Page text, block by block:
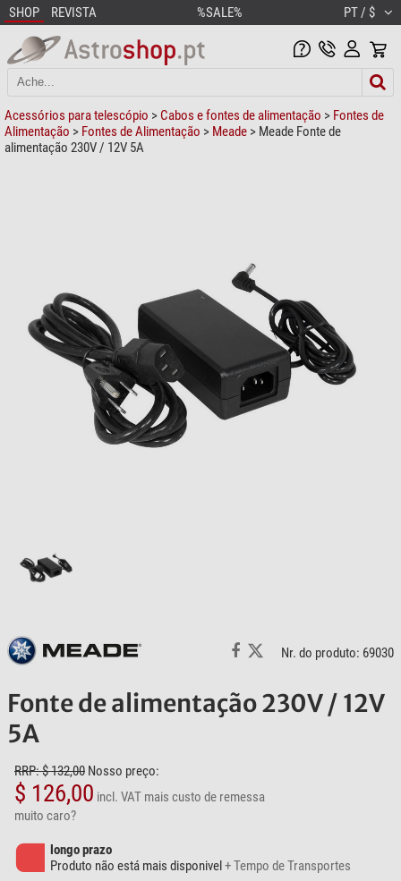
SHOP REVISTA %SALE% PT / $
Acessórios para telescópio > Cabos e fontes de alimentação > Fontes de
Alimentação > Fontes de Alimentação > Meade > Meade Fonte de
alimentação 230V / 12V 5A
Nr. do produto: 69030
Fonte de alimentação 230V / 12V
5A
RRP: $ 132,00 Nosso preço:
$ 126,00 incl. VAT mais custo de remessa
muito caro?
longo prazo
Produto não está mais disponivel+ Tempo de Transportes